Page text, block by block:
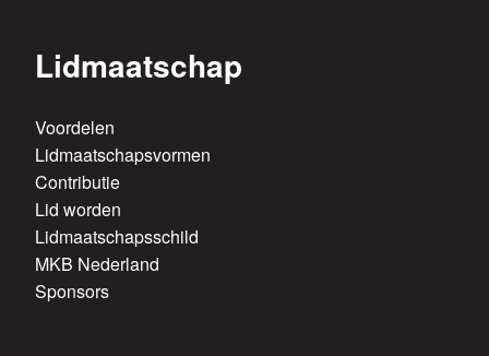
Lidmaatschap
Voordelen
Lidmaatschapsvormen
Contributie
Lid worden
Lidmaatschapsschild
MKB Nederland
Sponsors